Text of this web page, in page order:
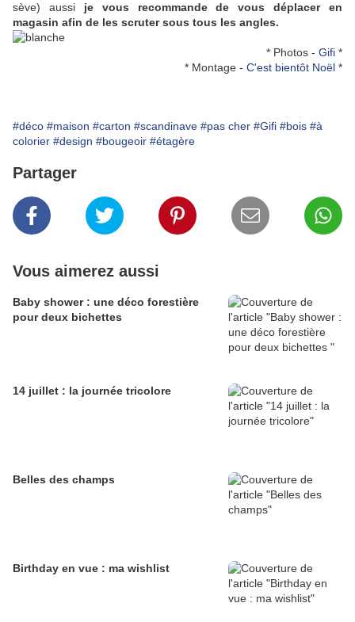
sève) aussi je vous recommande de vous déplacer en
magasin afin de les scruter sous tous les angles.
* Photos - Gifi *
* Montage - C'est bientôt Noël *
#déco #maison #carton #scandinave #pas cher #Gifi #bois #à
colorier #design #bougeoir #étagère
Partager
Vous aimerez aussi
Baby shower : une déco forestière
pour deux bichettes
14 juillet : la journée tricolore
Belles des champs
Birthday en vue : ma wishlist